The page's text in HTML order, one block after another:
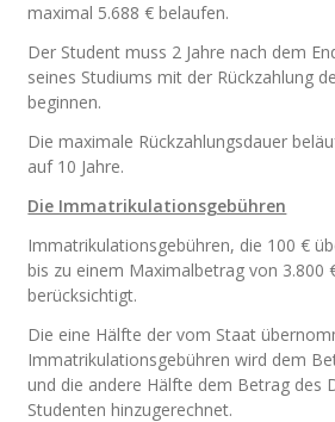
maximal 5.688 € belaufen.
Der Student muss 2 Jahre nach dem
seines Studiums mit der Rückzahlung
beginnen.
Die maximale Rückzahlungsdauer
auf 10 Jahre.
Die Immatrikulationsgebühren
Immatrikulationsgebühren, die 100 €
bis zu einem Maximalbetrag von 3.800
berücksichtigt.
Die eine Hälfte der vom Staat
Immatrikulationsgebühren wird dem
und die andere Hälfte dem Betrag des
Studenten hinzugerechnet.